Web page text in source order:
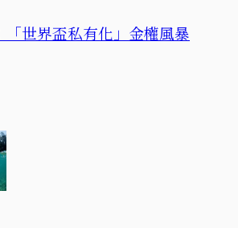
世界盃私有化」金權風暴